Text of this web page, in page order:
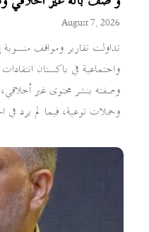
August 7, 2026
تداولت تقارير ومواقف
واجتماعية في باكستان
وصفته بنشر محتوى غير
وحملات توعية، فيما لم يرد في